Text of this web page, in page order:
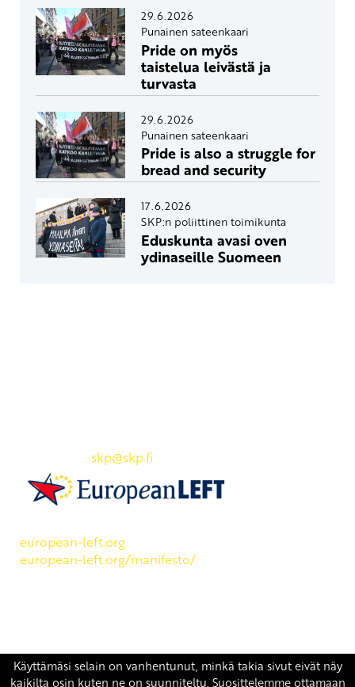
29.6.2026
Punainen sateenkaari
Pride on myös
taistelua leivästä ja
turvasta
29.6.2026
Punainen sateenkaari
Pride is also a struggle for
bread and security
17.6.2026
SKP:n poliittinen toimikunta
Eduskunta avasi oven
ydinaseille Suomeen
skp@skp.fi
european-left.org
european-left.org/manifesto/